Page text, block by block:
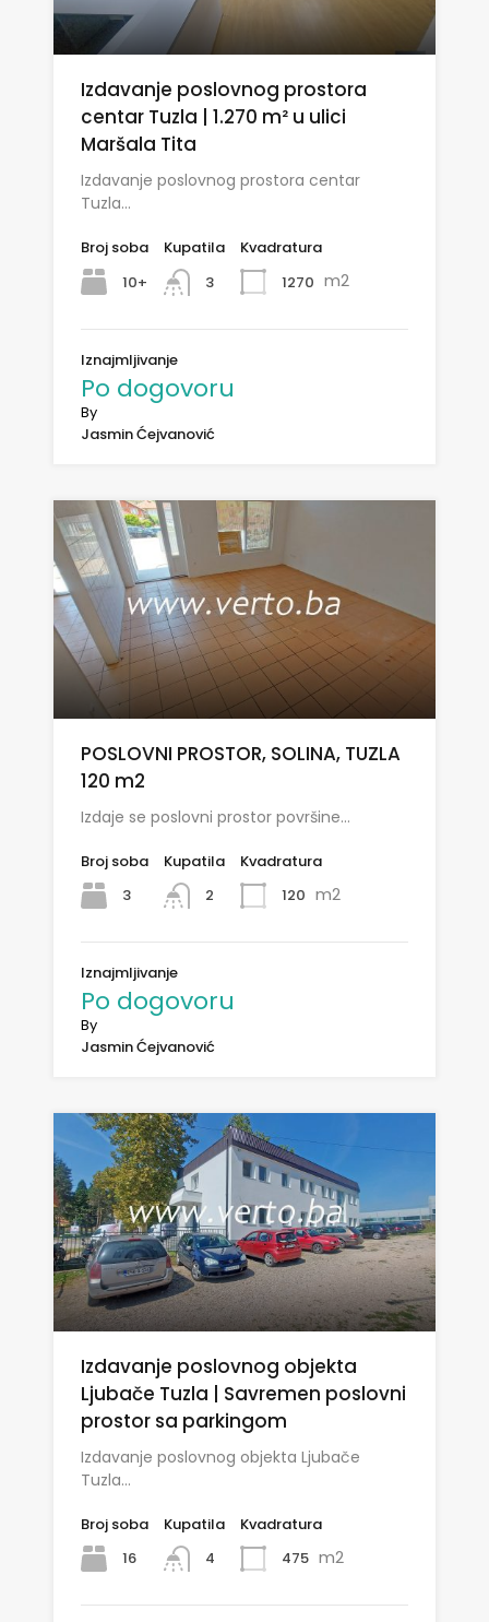
Izdavanje poslovnog prostora
centar Tuzla | 1.270 m² u ulici
Maršala Tita
Izdavanje poslovnog prostora centar
Tuzla…
Broj soba
10+
Kupatila
3
Kvadratura
1270 m2
Iznajmljivanje
Po dogovoru
By
Jasmin Ćejvanović
POSLOVNI PROSTOR, SOLINA, TUZLA
120 m2
Izdaje se poslovni prostor površine…
Broj soba
3
Kupatila
2
Kvadratura
120 m2
Iznajmljivanje
Po dogovoru
By
Jasmin Ćejvanović
Izdavanje poslovnog objekta
Ljubače Tuzla | Savremen poslovni
prostor sa parkingom
Izdavanje poslovnog objekta Ljubače
Tuzla…
Broj soba
16
Kupatila
4
Kvadratura
475 m2